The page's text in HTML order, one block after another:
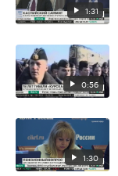
1:31
0:56
1:30